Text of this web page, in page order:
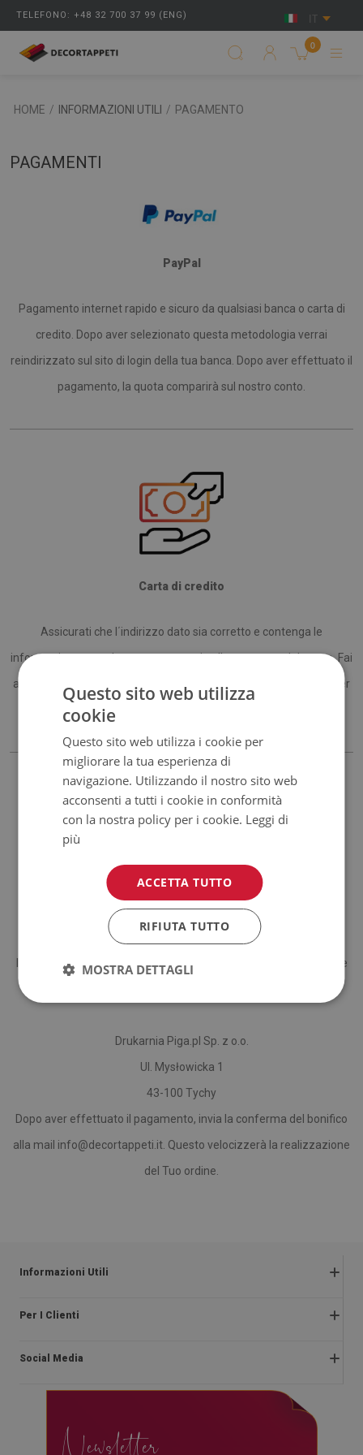
TELEFONO: +48 32 700 37 99 (ENG)
0
HOME / INFORMAZIONI UTILI / PAGAMENTO
PAGAMENTI
PayPal
Pagamento internet rapido e sicuro da qualsiasi banca o carta di
credito. Dopo aver selezionato questa metodologia verrai
reindirizzato sul sito di login della tua banca. Dopo aver effettuato il
pagamento, la quota comparirà sul nostro conto.
Carta di credito
Assicurati che l΄indirizzo dato sia corretto e contenga le
informazione complete per necessarie alla consegna del pacco. Fai
attenzione anche alla correttezza del numero di telefono dato per
Il pagamento puoi effettuarlo anche tramite bonifico tradizionale
Drukarnia Piga.pl Sp. z o.o.
Ul. Mysłowicka 1
43-100 Tychy
Dopo aver effettuato il pagamento, invia la conferma del bonifico
alla mail info@decortappeti.it . Questo velocizzerà la realizzazione
del Tuo ordine.
Informazioni Utili
Termini e condizioni
Reclami e restituzioni
Regolamenti di promozione
Per I Clienti
Chi Siamo
Domande più frequenti
Social Media
instagram
Questo sito web utilizza
cookie
Questo sito web utilizza i cookie per
migliorare la tua esperienza di
navigazione. Utilizzando il nostro sito web
acconsenti a tutti i cookie in conformità
con la nostra policy per i cookie. Leggi di
più
ACCETTA TUTTO
RIFIUTA TUTTO
MOSTRA DETTAGLI